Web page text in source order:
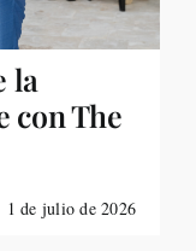
la
con The
1 de julio de 2026